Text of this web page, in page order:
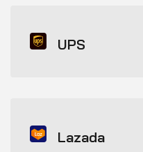
UPS
Lazada